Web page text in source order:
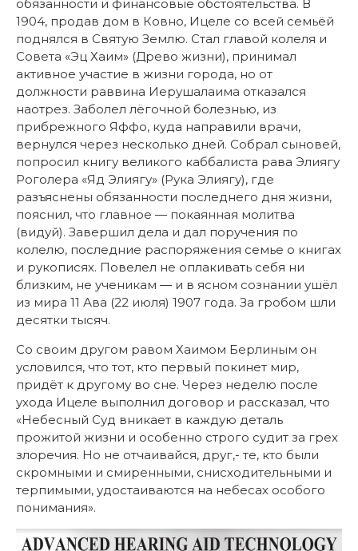
обязанности и финансовые обстоятельства. В
1904, продав дом в Ковно, Ицеле со всей семьёй
поднялся в Святую Землю. Стал главой колеля и
Совета «Эц Хаим» (Древо жизни), принимал
активное участие в жизни города, но от
должности раввина Иерушалаима отказался
наотрез. Заболел лёгочной болезнью, из
прибрежного Яффо, куда направили врачи,
вернулся через несколько дней. Собрал сыновей,
попросил книгу великого каббалиста рава Элиягу
Роголера «Яд Элиягу» (Рука Элиягу), где
разъяснены обязанности последнего дня жизни,
пояснил, что главное — покаянная молитва
(видуй). Завершил дела и дал поручения по
колелю, последние распоряжения семье о книгах
и рукописях. Повелел не оплакивать себя ни
близким, не ученикам — и в ясном сознании ушёл
из мира 11 Ава (22 июля) 1907 года. За гробом шли
десятки тысяч.
Со своим другом равом Хаимом Берлиным он
условился, что тот, кто первый покинет мир,
придёт к другому во сне. Через неделю после
ухода Ицеле выполнил договор и рассказал, что
«Небесный Суд вникает в каждую деталь
прожитой жизни и особенно строго судит за грех
злоречия. Но не отчаивайся, друг,- те, кто были
скромными и смиренными, снисходительными и
терпимыми, удостаиваются на небесах особого
понимания».